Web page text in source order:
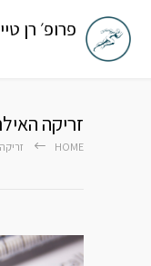
פרופ׳ רן
זריקה
HOME